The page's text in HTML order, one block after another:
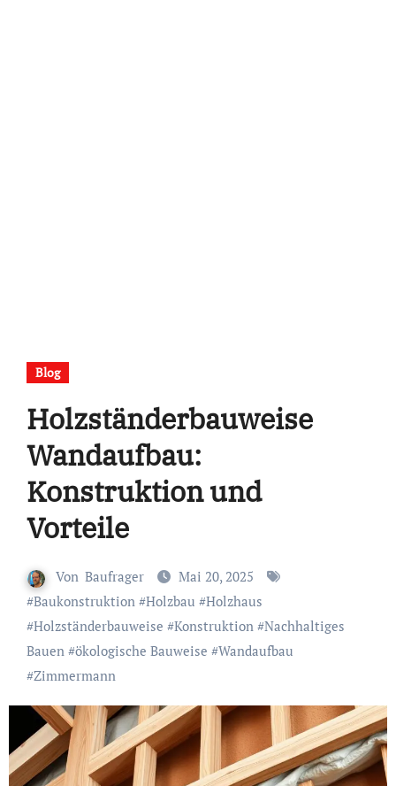
Blog
Holzständerbauweise
Wandaufbau:
Konstruktion und
Vorteile
Von Baufrager
Mai 20, 2025
#Baukonstruktion#Holzbau #Holzhaus
#Holzständerbauweise #Konstruktion#Nachhaltiges
Bauen#ökologische Bauweise #Wandaufbau
#Zimmermann